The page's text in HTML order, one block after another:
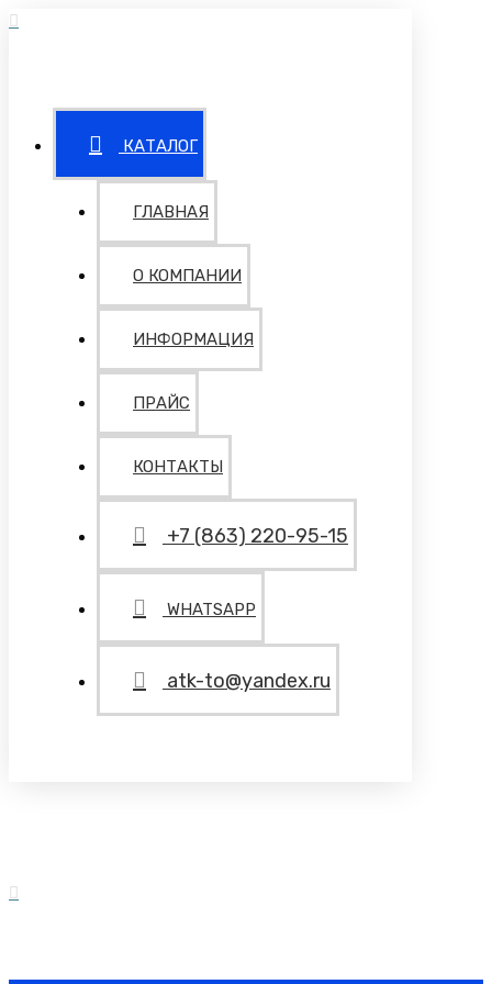
КАТАЛОГ
ГЛАВНАЯ
О КОМПАНИИ
ИНФОРМАЦИЯ
ПРАЙС
КОНТАКТЫ
+7 (863) 220-95-15
WHATSAPP
atk-to@yandex.ru